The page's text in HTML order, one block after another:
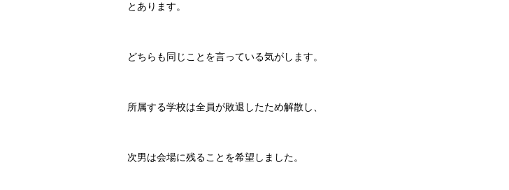
とあります。
どちらも同じことを言っている気がします。
所属する学校は全員が敗退したため解散し、
次男は会場に残ることを希望しました。